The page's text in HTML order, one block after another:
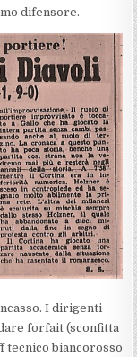
difensore.
I dirigenti
forfait (sconfitta
tecnico biancorosso